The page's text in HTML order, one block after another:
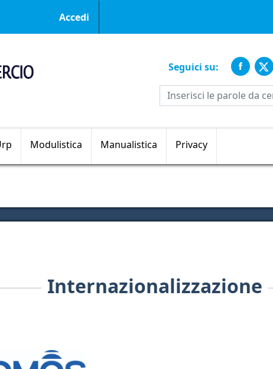
Menu profilo utente
Accedi
Seguici su:
Sezioni principali
Modulistica Manualistica Privacy
Internazionalizzazione